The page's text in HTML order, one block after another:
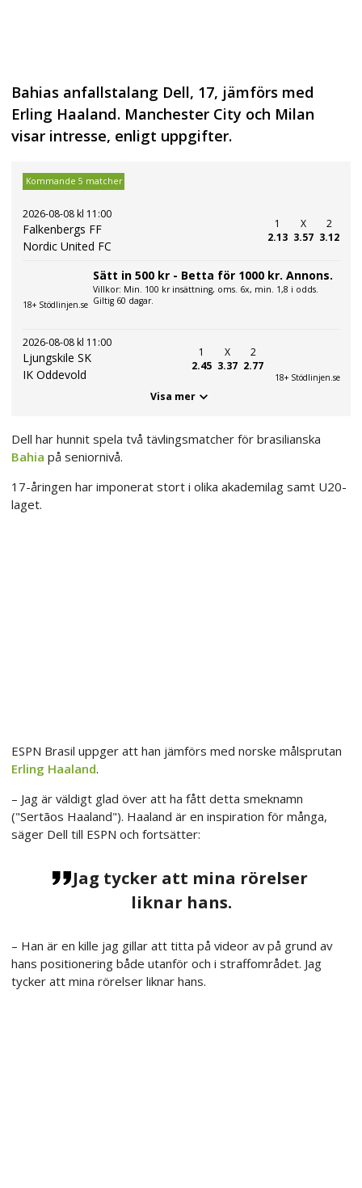
Bahias anfallstalang Dell, 17, jämförs med
Erling Haaland. Manchester City och Milan
visar intresse, enligt uppgifter.
Kommande 5 matcher
2026-08-08 kl 11:00
Falkenbergs FF
Nordic United FC
1
2.13
X
3.57
2
3.12
18+ Stödlinjen.se
Sätt in 500 kr - Betta för 1000 kr. Annons.
Villkor: Min. 100 kr insättning, oms. 6x, min. 1,8 i odds.
Giltig 60 dagar.
2026-08-08 kl 11:00
Ljungskile SK
IK Oddevold
1
2.45
X
3.37
2
2.77
18+ Stödlinjen.se
Visa mer
Dell har hunnit spela två tävlingsmatcher för brasilianska
Bahia på seniornivå.
17-åringen har imponerat stort i olika akademilag samt U20-
laget.
ESPN Brasil uppger att han jämförs med norske målsprutan
Erling Haaland.
– Jag är väldigt glad över att ha fått detta smeknamn
("Sertãos Haaland"). Haaland är en inspiration för många,
säger Dell till ESPN och fortsätter:
Jag tycker att mina rörelser
liknar hans.
– Han är en kille jag gillar att titta på videor av på grund av
hans positionering både utanför och i straffområdet. Jag
tycker att mina rörelser liknar hans.